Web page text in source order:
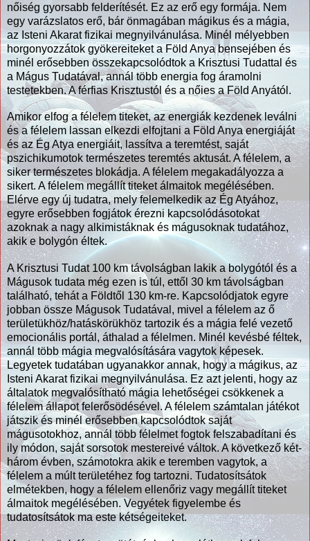
nőiség gyorsabb felderítését. Ez az erő egy formája. Nem
egy varázslatos erő, bár önmagában mágikus és a mágia,
az Isteni Akarat fizikai megnyilvánulása. Minél mélyebben
horgonyozzátok gyökereiteket a Föld Anya bensejében és
minél erősebben összekapcsolódtok a Krisztusi Tudattal és
a Mágus Tudatával, annál több energia fog áramolni
testetekben. A férfias Krisztustól és a nőies a Föld Anyától.
Amikor elfog a félelem titeket, az energiák kezdenek leválni
és a félelem lassan elkezdi elfojtani a Föld Anya energiáját
és az Ég Atya energiáit, lassítva a teremtést, saját
pszichikumotok természetes teremtés aktusát. A félelem, a
siker természetes blokádja. A félelem megakadályozza a
sikert. A félelem megállít titeket álmaitok megélésében.
Elérve egy új tudatra, mely felemelkedik az Ég Atyához,
egyre erősebben fogjátok érezni kapcsolódásotokat
azoknak a nagy alkimistáknak és mágusoknak tudatához,
akik e bolygón éltek.
A Krisztusi Tudat 100 km távolságban lakik a bolygótól és a
Mágusok tudata még ezen is túl, ettől 30 km távolságban
található, tehát a Földtől 130 km-re. Kapcsolódjatok egyre
jobban össze Mágusok Tudatával, mivel a félelem az ő
területükhöz/hatáskörükhöz tartozik és a mágia felé vezető
emocionális portál, áthalad a félelmen. Minél kevésbé féltek,
annál több mágia megvalósítására vagytok képesek.
Legyetek tudatában ugyanakkor annak, hogy a mágikus, az
Isteni Akarat fizikai megnyilvánulása. Ez azt jelenti, hogy az
általatok megvalósítható mágia lehetőségei csökkenek a
félelem állapot felerősödésével. A félelem számtalan játékot
játszik és minél erősebben kapcsolódtok saját
mágusotokhoz, annál több félelmet fogtok felszabadítani és
ily módon, saját sorsotok mestereivé váltok. A következő két-
három évben, számotokra akik e teremben vagytok, a
félelem a múlt területéhez fog tartozni. Tudatosítsátok
elmétekben, hogy a félelem ellenőriz vagy megállít titeket
álmaitok megélésében. Vegyétek figyelembe és
tudatosítsátok ma este kétségeiteket.